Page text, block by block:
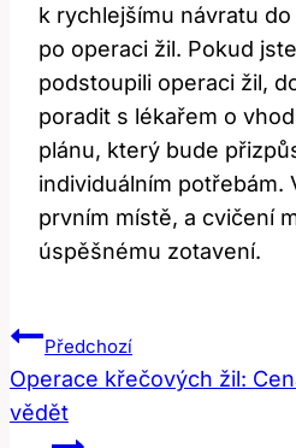
k rychlejšímu návratu
po operaci žil. Pokud
podstoupili operaci žil,
poradit s lékařem o
plánu, který bude
individuálním potřebám.
prvním místě, a cvičení
úspěšnému zotavení.
Navigace
Pro
Příspěvek
Předchozí
Operace křečových žil:
vědět